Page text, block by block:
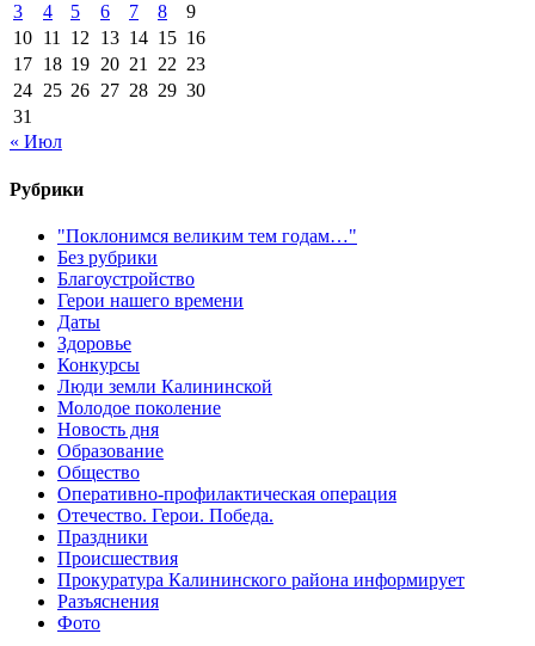
3
4 5 6 7 8
9
10 11 12 13 14 15 16
17 18 19 20 21 22 23
24 25 26 27 28 29 30
31
« Июл
Рубрики
"Поклонимся великим тем годам…"
Без рубрики
Благоустройство
Герои нашего времени
Даты
Здоровье
Конкурсы
Люди земли Калининской
Молодое поколение
Новость дня
Образование
Общество
Оперативно-профилактическая операция
Отечество. Герои. Победа.
Праздники
Происшествия
Прокуратура Калининского района информирует
Разъяснения
Фото